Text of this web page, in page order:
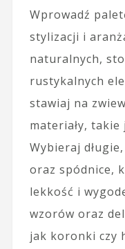
Wprowadź
stylizacji i
naturalnych,
rustykalnych
stawiaj na
materiały, takie
Wybieraj
oraz spódnice,
lekkość i
wzorów oraz
jak koronki czy